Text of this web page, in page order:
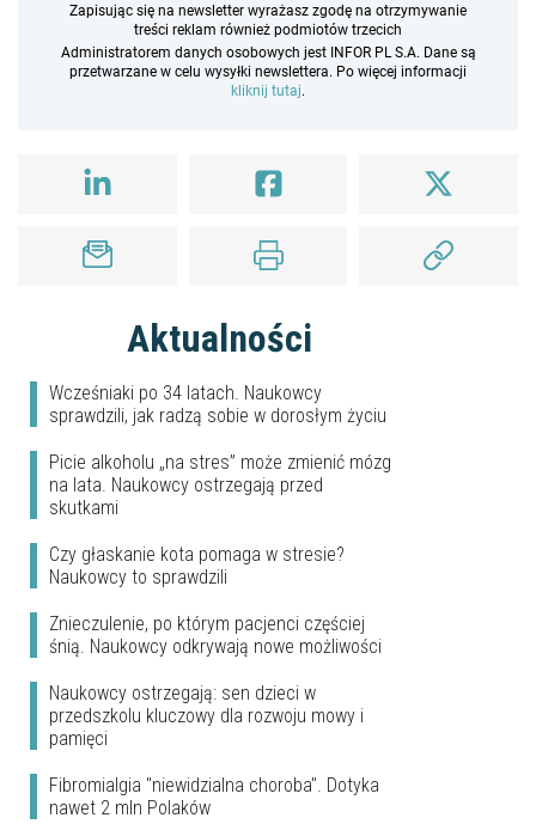
Zapisując się na newsletter wyrażasz zgodę na otrzymywanie
treści reklam również podmiotów trzecich
Administratorem danych osobowych jest INFOR PL S.A. Dane są
przetwarzane w celu wysyłki newslettera. Po więcej informacji
kliknij tutaj.
Aktualności
Wcześniaki po 34 latach. Naukowcy
sprawdzili, jak radzą sobie w dorosłym życiu
Picie alkoholu „na stres” może zmienić mózg
na lata. Naukowcy ostrzegają przed
skutkami
Czy głaskanie kota pomaga w stresie?
Naukowcy to sprawdzili
Znieczulenie, po którym pacjenci częściej
śnią. Naukowcy odkrywają nowe możliwości
Naukowcy ostrzegają: sen dzieci w
przedszkolu kluczowy dla rozwoju mowy i
pamięci
Fibromialgia "niewidzialna choroba". Dotyka
nawet 2 mln Polaków